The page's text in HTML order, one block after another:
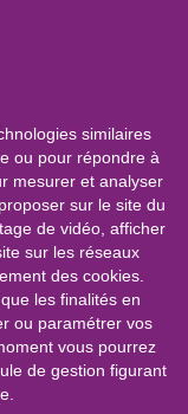
similaires
ou pour répondre à
mesurer et analyser
sur le site du
de vidéo, afficher
sur les réseaux
des cookies.
les finalités en
ou paramétrer vos
vous pourrez
de gestion figurant